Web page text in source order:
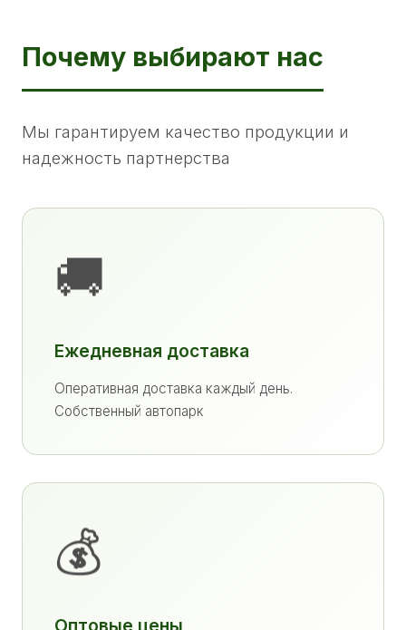
Почему выбирают нас
Мы гарантируем качество продукции и
надежность партнерства
🚚
Ежедневная доставка
Оперативная доставка каждый день.
Собственный автопарк
💰
Оптовые цены